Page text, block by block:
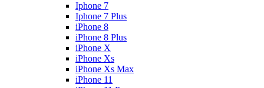
Iphone 7
Iphone 7 Plus
iPhone 8
iPhone 8 Plus
iPhone X
iPhone Xs
iPhone Xs Max
iPhone 11